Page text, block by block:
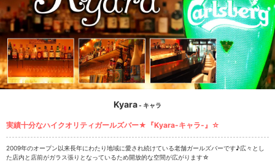
Kyara- キャラ
実績十分なハイクオリティガールズバー★『Kyara-キャラ-』☆
2009年のオープン以来長年にわたり地域に愛され続けている老舗ガールズバーです♪広々とし
た店内と店前がガラス張りとなっているため開放的な空間が広がります☆